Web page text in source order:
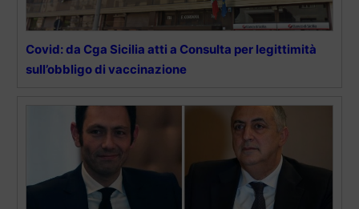
Covid: da Cga Sicilia atti a Consulta per legittimità
sull’obbligo di vaccinazione